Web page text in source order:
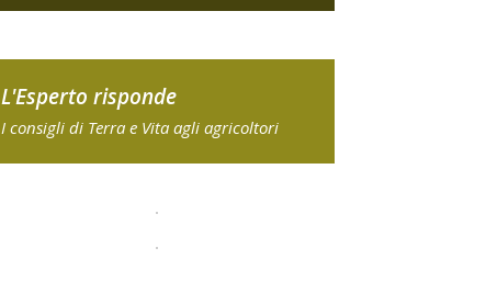
L'Esperto risponde
I consigli di Terra e Vita agli agricoltori